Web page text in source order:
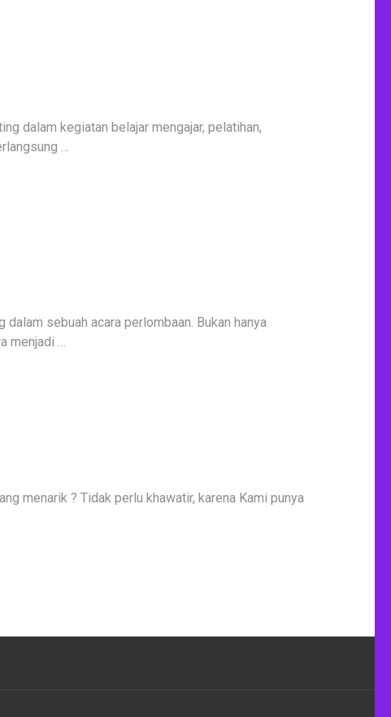
dalam kegiatan belajar mengajar, pelatihan,
…
sebuah acara perlombaan. Bukan hanya
menjadi …
menarik ? Tidak perlu khawatir, karena Kami punya